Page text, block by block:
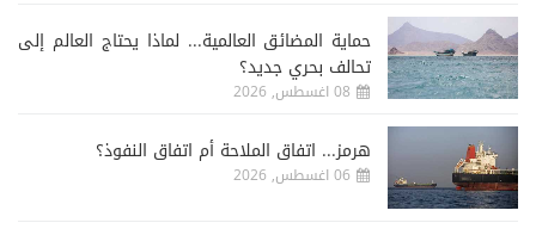
حماية المضائق العالمية... لماذا يحتاج العالم إلى
تحالف بحري جديد؟
08 اغسطس, 2026
هرمز... اتفاق الملاحة أم اتفاق النفوذ؟
06 اغسطس, 2026